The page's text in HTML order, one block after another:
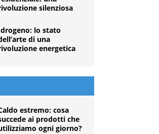
silenziosa
lo stato
di una
energetica
estremo: cosa
ai prodotti che
ogni giorno?